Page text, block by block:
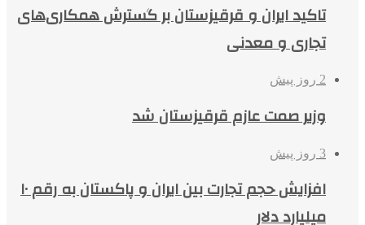
تاکید ایران و قرقیزستان بر گسترش همکاری‌های
تجاری و معدنی
2 روز پیش
وزیر صمت عازم قرقیزستان شد
3 روز پیش
افزایش حجم تجارت بین ایران و پاکستان به رقم ۱۰
میلیارد دلار